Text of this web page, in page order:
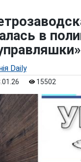
в
Daily
15502